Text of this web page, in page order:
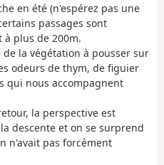
en été (n'espérez pas une
passages sont
plus de 200m.
la végétation à pousser sur
odeurs de thym, de figuier
qui nous accompagnent
la perspective est
descente et on se surprend
n'avait pas forcément